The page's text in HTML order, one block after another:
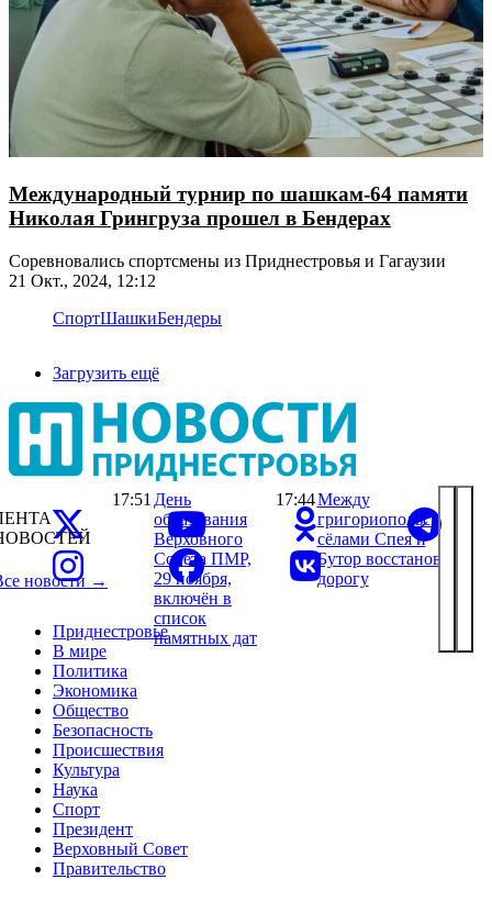
Международный турнир по шашкам-64 памяти
Николая Грингруза прошел в Бендерах
Соревновались спортсмены из Приднестровья и Гагаузии
21 Окт., 2024, 12:12
СпортШашкиБендеры
Загрузить ещё
Приднестровье
В мире
Политика
Экономика
Общество
Безопасность
Происшествия
Культура
Наука
Спорт
Президент
Верховный Совет
Правительство
новости →
17:51 День
образования
Верховного
Совета ПМР,
29 ноября,
включён в
список
памятных дат
17:44Между
григориопольскими
сёлами Спея и
Бутор восстановили
дорогу